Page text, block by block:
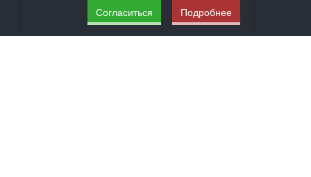
Согласиться Подробнее